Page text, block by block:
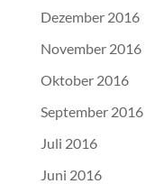
Dezember 2016
November 2016
Oktober 2016
September 2016
Juli 2016
Juni 2016